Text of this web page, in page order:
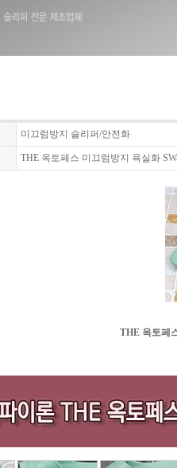
미끄럼방지 슬리퍼/안전화
THE 옥토페스 미끄럼방지 욕실화
THE 옥토페